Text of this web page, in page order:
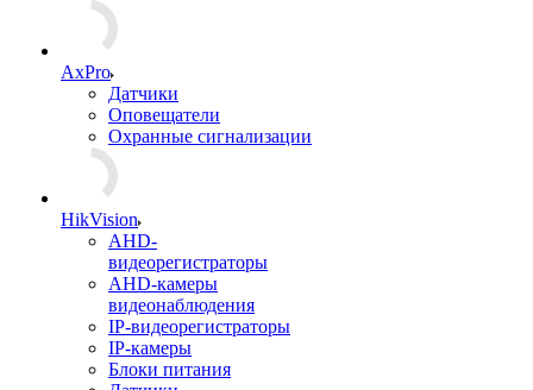
AxPro
Датчики
Оповещатели
Охранные сигнализации
HikVision
AHD-
видеорегистраторы
AHD-камеры
видеонаблюдения
IP-видеорегистраторы
IP-камеры
Блоки питания